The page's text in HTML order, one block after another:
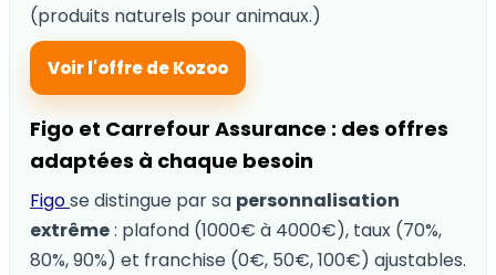
(produits naturels pour animaux.)
Voir l'offre de Kozoo
Figo et Carrefour Assurance : des offres
adaptées à chaque besoin
Figose distingue par sa personnalisation
extrême: plafond (1000€ à 4000€), taux (70%,
80%, 90%) et franchise (0€, 50€, 100€) ajustables.